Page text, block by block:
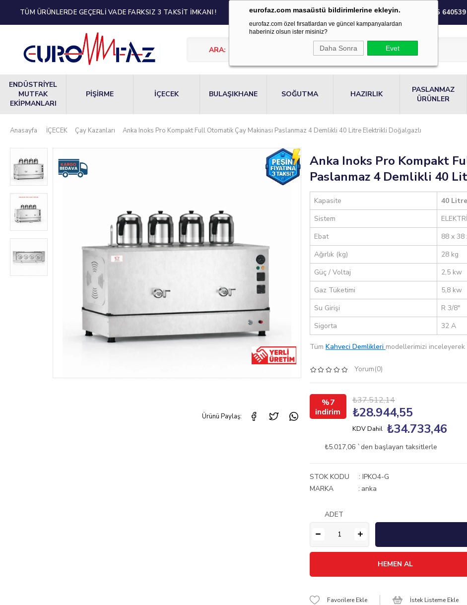
eurofaz.com masaüstü bildirimlerine ekleyin.
eurofaz.com özel fırsatlardan ve güncel kampanyalardan
haberiniz olsun ister misiniz?
Daha Sonra Evet
TÜM ÜRÜNLERDE GEÇERLİ VADE FARKSIZ 3 TAKSİT İMKANI ! 0850 220 55 64
ENDÜSTRİYEL
MUTFAK
EKİPMANLARI
PİŞİRME İÇECEK BULAŞIKHANE SOĞUTMA HAZIRLIK
PASLANMAZ
ÜRÜNLER
Anasayfa İÇECEK Çay Kazanları Anka Inoks Pro Kompakt Full Otomatik Çay Makinası Paslanmaz 4 Demlikli 40 Litre Elektrikli Doğalgazlı
Ürünü Paylaş:
Anka Inoks Pro Kompakt
Paslanmaz 4 Demlikli 40
Kapasite 40 Litre
Sistem
Ebat
88 x 38
Ağırlık (kg)
28 kg
Güç / Voltaj
2,5 kw
Gaz Tüketimi
5,8 kw
Su Girişi
R 3/8"
Sigorta
32 A
Tüm Kahveci Demlikleri modellerimizi
Yorum(0)
7 ₺37.512,14
₺28.944,55
KDV Dahil ₺34.733,46
₺5.017,06 `den başlayan taksitlerle
STOK KODU
IPKO4-G
MARKA
: anka
ADET
Favorilere Ekle İstek Listeme Ekle